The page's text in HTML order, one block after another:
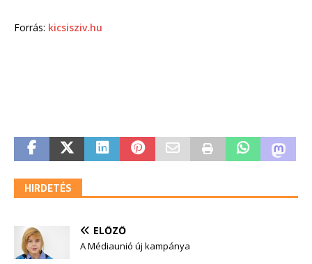
Forrás: kicsisziv.hu
HIRDETÉS
ELŐZŐ
A Médiaunió új kampánya